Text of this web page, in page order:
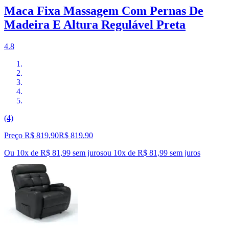
Maca Fixa Massagem Com Pernas De
Madeira E Altura Regulável Preta
4.8
(4)
Preço R$ 819,90R$ 819,90
Ou 10x de R$ 81,99 sem jurosou 10x de R$ 81,99 sem juros